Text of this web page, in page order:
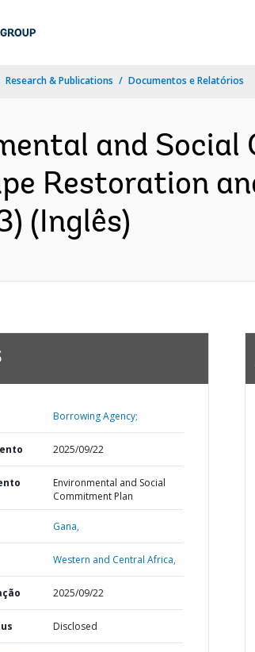
Research & Publications Documentos e Relatórios
and Social
Restoration
(Inglês)
Borrowing Agency;
2025/09/22
Environmental and Social
Commitment Plan
Gana,
Western and Central Africa,
2025/09/22
Disclosed